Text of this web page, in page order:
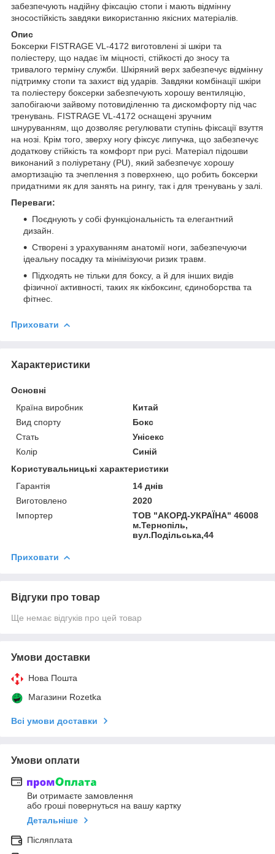
забезпечують надійну фіксацію стопи і мають відмінну
зносостійкість завдяки використанню якісних матеріалів.
Опис
Боксерки FISTRAGE VL-4172 виготовлені зі шкіри та
поліестеру, що надає їм міцності, стійкості до зносу та
тривалого терміну служби. Шкіряний верх забезпечує відмінну
підтримку стопи та захист від ударів. Завдяки комбінації шкіри
та поліестеру боксерки забезпечують хорошу вентиляцію,
запобігаючи зайвому потовиділенню та дискомфорту під час
тренувань. FISTRAGE VL-4172 оснащені зручним
шнуруванням, що дозволяє регулювати ступінь фіксації взуття
на нозі. Крім того, зверху ногу фіксує липучка, що забезпечує
додаткову стійкість та комфорт при русі. Матеріал підошви
виконаний з поліуретану (PU), який забезпечує хорошу
амортизацію та зчеплення з поверхнею, що робить боксерки
придатними як для занять на рингу, так і для тренувань у залі.
Переваги:
Поєднують у собі функціональність та елегантний
дизайн.
Створені з урахуванням анатомії ноги, забезпечуючи
ідеальну посадку та мінімізуючи ризик травм.
Підходять не тільки для боксу, а й для інших видів
фізичної активності, таких як кікбоксинг, єдиноборства та
фітнес.
Приховати
Характеристики
Основні
Країна виробник
Китай
Вид спорту
Бокс
Стать
Унісекс
Колір
Синій
Користувальницькі характеристики
Гарантія
14 днів
Виготовлено
2020
Імпортер
ТОВ "АКОРД-УКРАЇНА" 46008
м.Тернопіль,
вул.Подільська,44
Приховати
Відгуки про товар
Ще немає відгуків про цей товар
Умови доставки
Нова Пошта
Магазини Rozetka
Всі умови доставки
Умови оплати
Ви отримаєте замовлення
або гроші повернуться на вашу картку
Детальніше
Післяплата